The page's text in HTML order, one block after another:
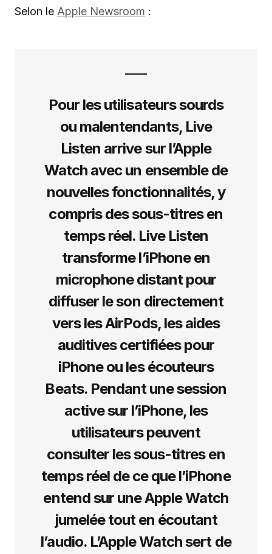
Selon le Apple Newsroom :
Pour les utilisateurs sourds
ou malentendants, Live
Listen arrive sur l’Apple
Watch avec un ensemble de
nouvelles fonctionnalités, y
compris des sous-titres en
temps réel. Live Listen
transforme l’iPhone en
microphone distant pour
diffuser le son directement
vers les AirPods, les aides
auditives certifiées pour
iPhone ou les écouteurs
Beats. Pendant une session
active sur l’iPhone, les
utilisateurs peuvent
consulter les sous-titres en
temps réel de ce que l’iPhone
entend sur une Apple Watch
jumelée tout en écoutant
l’audio. L’Apple Watch sert de